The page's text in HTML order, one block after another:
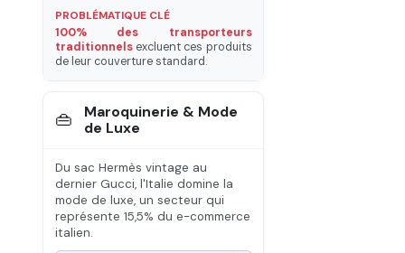
PROBLÉMATIQUE CLÉ
100% des transporteurs
traditionnelsexcluent ces produits
de leur couverture standard.
👜
Maroquinerie & Mode
de Luxe
Du sac Hermès vintage au
dernier Gucci, l'Italie domine la
mode de luxe, un secteur qui
représente 15,5% du e-commerce
italien.